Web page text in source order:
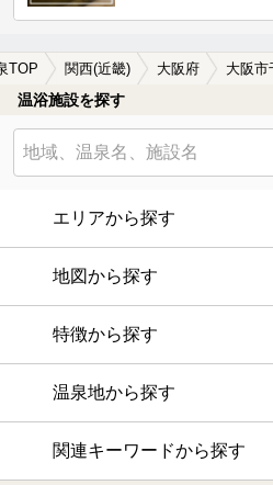
TOP 関西(近畿) 大阪府 大阪市
温浴施設を探す
エリアから探す
地図から探す
特徴から探す
温泉地から探す
関連キーワードから探す